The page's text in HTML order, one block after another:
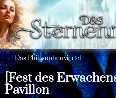
Das Philosophenviertel
[Fest des
Pavillon